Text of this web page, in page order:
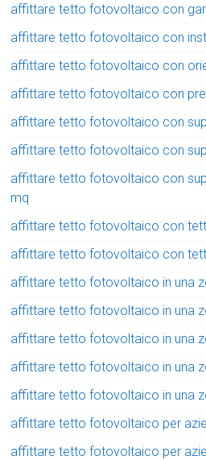
affittare tetto fotovoltaico con
affittare tetto fotovoltaico con
affittare tetto fotovoltaico con
affittare tetto fotovoltaico con
affittare tetto fotovoltaico con
affittare tetto fotovoltaico con
affittare tetto fotovoltaico con
mq
affittare tetto fotovoltaico con
affittare tetto fotovoltaico con
affittare tetto fotovoltaico in una
affittare tetto fotovoltaico in una
affittare tetto fotovoltaico in una
affittare tetto fotovoltaico in una
affittare tetto fotovoltaico in una
affittare tetto fotovoltaico per
affittare tetto fotovoltaico per